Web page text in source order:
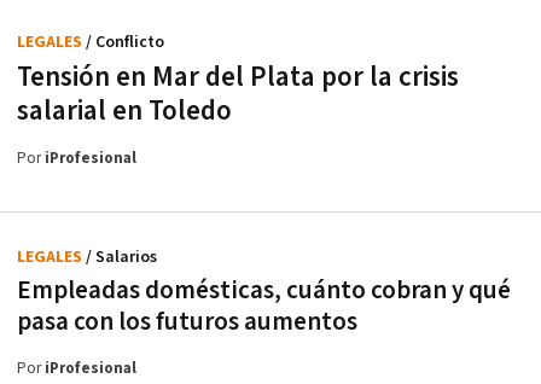
Tensión en Mar del Plata por la crisis
salarial en Toledo
LEGALES / Conflicto
PoriProfesional
Empleadas domésticas, cuánto cobran y qué
pasa con los futuros aumentos
LEGALES / Salarios
PoriProfesional